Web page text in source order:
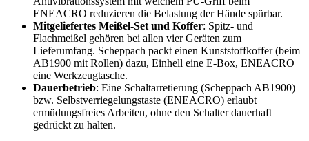
ENEACRO reduzieren die Belastung der Hände spürbar.
Mitgeliefertes Meißel-Set und Koffer: Spitz- und
Flachmeißel gehören bei allen vier Geräten zum
Lieferumfang. Scheppach packt einen Kunststoffkoffer (beim
AB1900 mit Rollen) dazu, Einhell eine E-Box, ENEACRO
eine Werkzeugtasche.
Dauerbetrieb: Eine Schaltarretierung (Scheppach AB1900)
bzw. Selbstverriegelungstaste (ENEACRO) erlaubt
ermüdungsfreies Arbeiten, ohne den Schalter dauerhaft
gedrückt zu halten.